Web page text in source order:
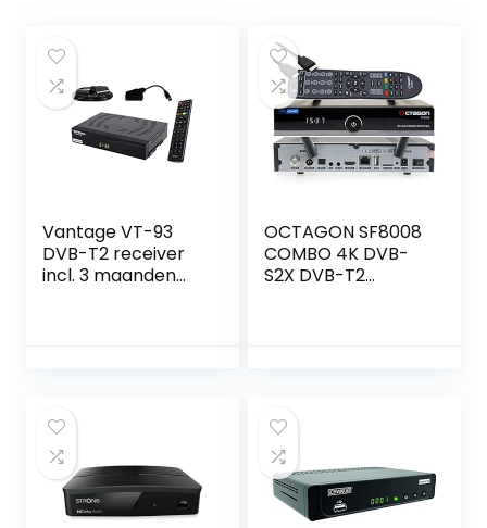
Vantage VT-93
DVB-T2 receiver
incl. 3 maanden
2.0, 12V geschikt,
SCART ADPATER,
1,5m SCART kabel
OCTAGON SF8008
COMBO 4K DVB-
S2X DVB-T2